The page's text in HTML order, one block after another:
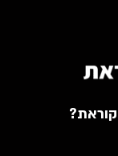
קוראת?